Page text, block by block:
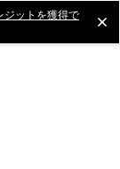
ジットを獲得で